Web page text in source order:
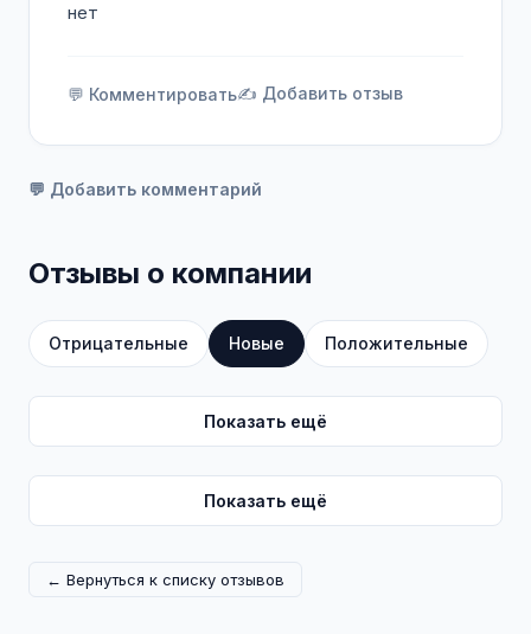
нет
💬 Комментировать✍️ Добавить отзыв
💬 Добавить комментарий
Отзывы о компании
Отрицательные Новые Положительные
Показать ещё
Показать ещё
← Вернуться к списку отзывов